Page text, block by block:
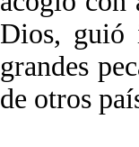
Dios, guió
grandes
de otros